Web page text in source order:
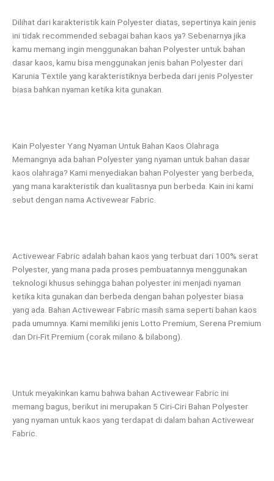
Dilihat dari karakteristik kain Polyester diatas, sepertinya kain jenis
ini tidak recommended sebagai bahan kaos ya? Sebenarnya jika
kamu memang ingin menggunakan bahan Polyester untuk bahan
dasar kaos, kamu bisa menggunakan jenis bahan Polyester dari
Karunia Textile yang karakteristiknya berbeda dari jenis Polyester
biasa bahkan nyaman ketika kita gunakan.
Kain Polyester Yang Nyaman Untuk Bahan Kaos Olahraga
Memangnya ada bahan Polyester yang nyaman untuk bahan dasar
kaos olahraga? Kami menyediakan bahan Polyester yang berbeda,
yang mana karakteristik dan kualitasnya pun berbeda. Kain ini kami
sebut dengan nama Activewear Fabric.
Activewear Fabric adalah bahan kaos yang terbuat dari 100% serat
Polyester, yang mana pada proses pembuatannya menggunakan
teknologi khusus sehingga bahan polyester ini menjadi nyaman
ketika kita gunakan dan berbeda dengan bahan polyester biasa
yang ada. Bahan Activewear Fabric masih sama seperti bahan kaos
pada umumnya. Kami memiliki jenis Lotto Premium, Serena Premium
dan Dri-Fit Premium (corak milano & bilabong).
Untuk meyakinkan kamu bahwa bahan Activewear Fabric ini
memang bagus, berikut ini merupakan 5 Ciri-Ciri Bahan Polyester
yang nyaman untuk kaos yang terdapat di dalam bahan Activewear
Fabric.